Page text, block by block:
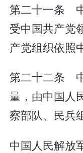
第二十一条
受中国共产党
产党组织依照
第二十二条
量，由中国人
察部队、民兵
中国人民解放